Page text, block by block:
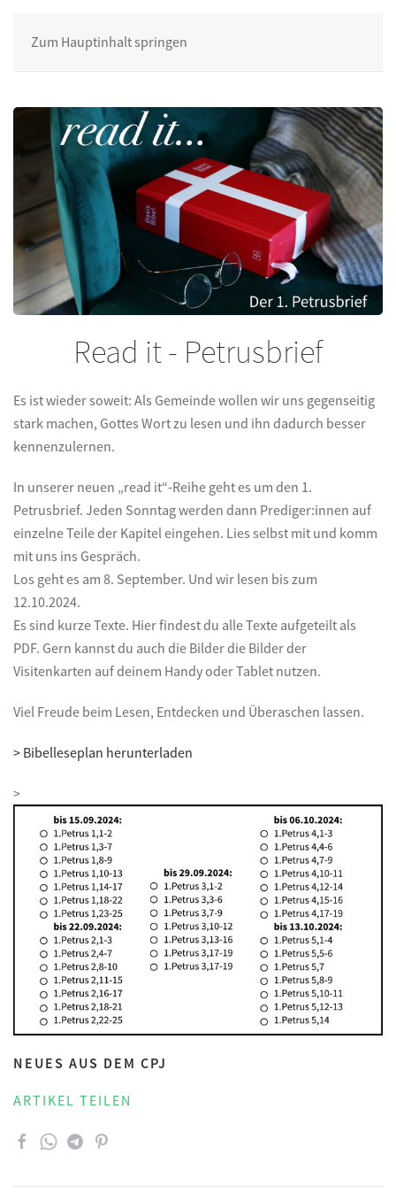
Zum Hauptinhalt springen
Read it - Petrusbrief
Es ist wieder soweit: Als Gemeinde wollen wir uns gegenseitig
stark machen, Gottes Wort zu lesen und ihn dadurch besser
kennenzulernen.
In unserer neuen „read it“-Reihe geht es um den 1.
Petrusbrief. Jeden Sonntag werden dann Prediger:innen auf
einzelne Teile der Kapitel eingehen. Lies selbst mit und komm
mit uns ins Gespräch.
Los geht es am 8. September. Und wir lesen bis zum
12.10.2024.
Es sind kurze Texte. Hier findest du alle Texte aufgeteilt als
PDF. Gern kannst du auch die Bilder die Bilder der
Visitenkarten auf deinem Handy oder Tablet nutzen.
Viel Freude beim Lesen, Entdecken und Überaschen lassen.
> Bibelleseplan herunterladen
>
NEUES AUS DEM CPJ
ARTIKEL TEILEN